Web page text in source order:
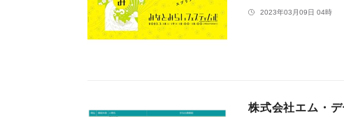
2023年03月09日 04時
株式会社エム・